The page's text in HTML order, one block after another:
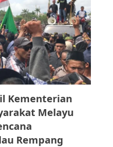
Kementerian
Melayu
Rempang